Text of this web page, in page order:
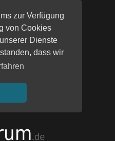
zur Verfügung
von Cookies
Dienste
dass wir